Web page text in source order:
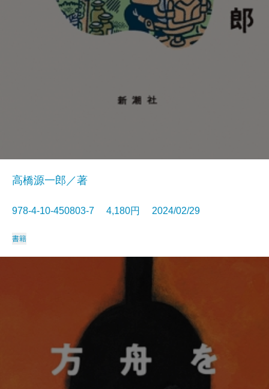
高橋源一郎／著
978-4-10-450803-7 4,180円 2024/02/29
書籍